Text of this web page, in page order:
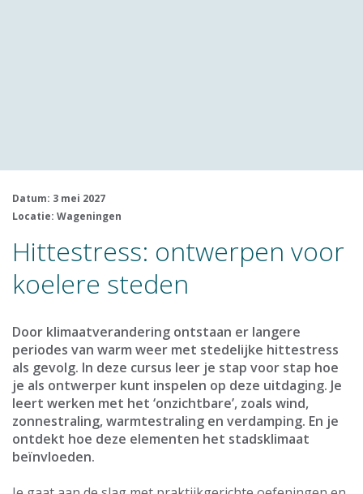
Datum: 3 mei 2027
Locatie: Wageningen
Hittestress: ontwerpen voor
koelere steden
Door klimaatverandering ontstaan er langere
periodes van warm weer met stedelijke hittestress
als gevolg. In deze cursus leer je stap voor stap hoe
je als ontwerper kunt inspelen op deze uitdaging. Je
leert werken met het ‘onzichtbare’, zoals wind,
zonnestraling, warmtestraling en verdamping. En je
ontdekt hoe deze elementen het stadsklimaat
beïnvloeden.